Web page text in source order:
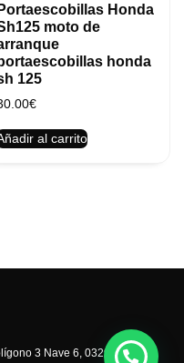
Portaescobillas Honda
moto de
honda
125
€
al carrito
3 Nave 6, 03293 la